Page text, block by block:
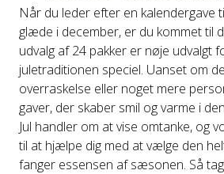
Når du leder efter en kalendergave
glæde i december, er du kommet til
udvalg af 24 pakker er nøje udvalgt
juletraditionen speciel. Uanset om
overraskelse eller noget mere
gaver, der skaber smil og varme i
Jul handler om at vise omtanke, og
til at hjælpe dig med at vælge den
fanger essensen af sæsonen. Så